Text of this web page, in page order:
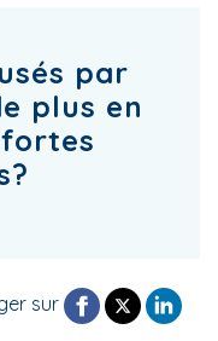
par
plus en
sur